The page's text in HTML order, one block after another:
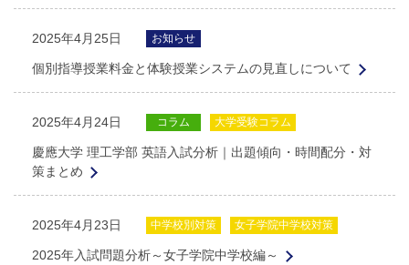
2025年4月25日 お知らせ
個別指導授業料金と体験授業システムの見直しについて
2025年4月24日 コラム 大学受験コラム
慶應大学 理工学部 英語入試分析｜出題傾向・時間配分・対
策まとめ
2025年4月23日 中学校別対策 女子学院中学校対策
2025年入試問題分析～女子学院中学校編～